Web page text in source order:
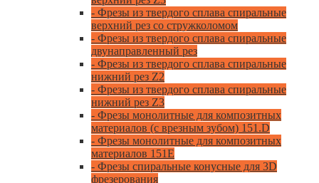
- Фрезы из твердого сплава спиральные
верхний рез со стружколомом
- Фрезы из твердого сплава спиральные
двунаправленный рез
- Фрезы из твердого сплава спиральные
нижний рез Z2
- Фрезы из твердого сплава спиральные
нижний рез Z3
- Фрезы монолитные для композитных
материалов (с врезным зубом) 151.D
- Фрезы монолитные для композитных
материалов 151E
- Фрезы спиральные конусные для 3D
фрезерования